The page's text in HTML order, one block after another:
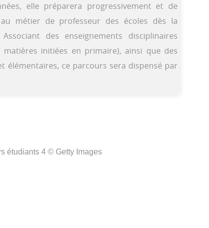
elle préparera progressivement et de
métier de professeur des écoles dès la
des enseignements disciplinaires
initiées en primaire), ainsi que des
élémentaires, ce parcours sera dispensé par